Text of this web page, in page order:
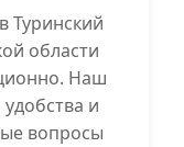
Туринский
области
Наш
и
вопросы